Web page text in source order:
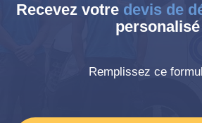
Recevez votre devis de
personalisé
Remplissez ce